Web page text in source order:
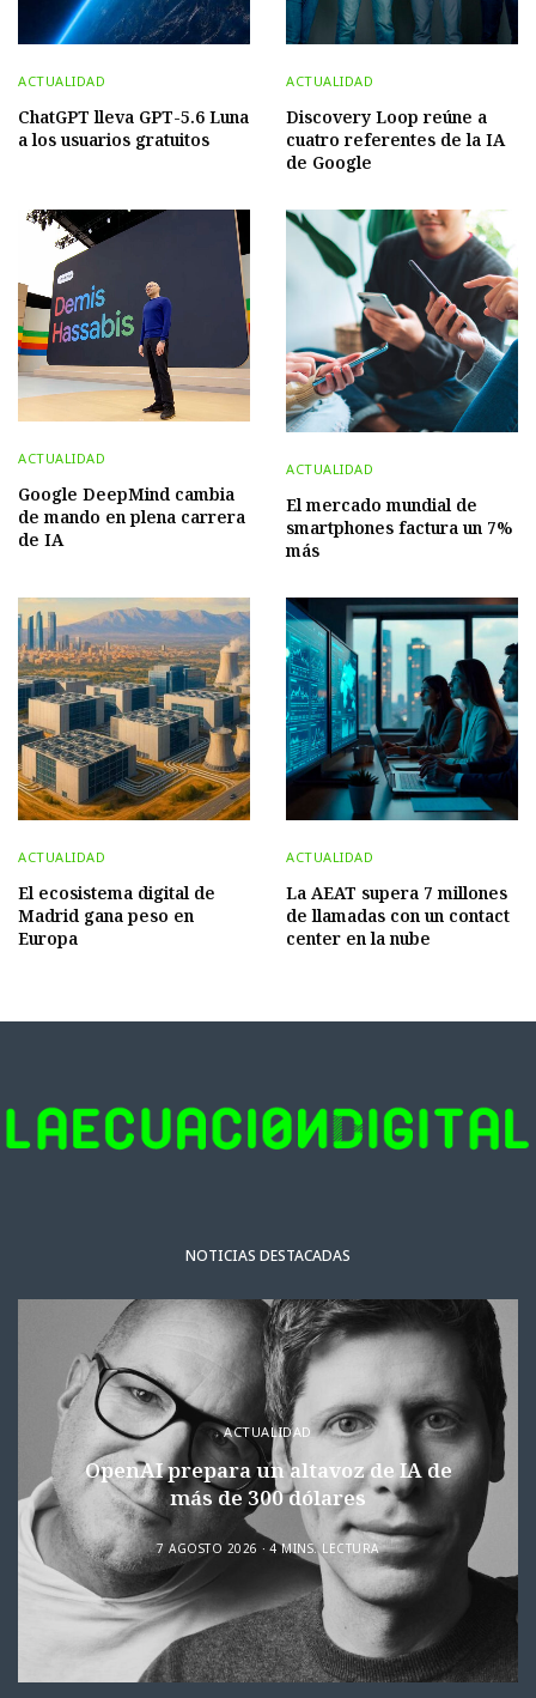
ACTUALIDAD
ChatGPT lleva GPT-5.6 Luna
a los usuarios gratuitos
ACTUALIDAD
Discovery Loop reúne a
cuatro referentes de la IA
de Google
ACTUALIDAD
Google DeepMind cambia
de mando en plena carrera
de IA
ACTUALIDAD
El mercado mundial de
smartphones factura un 7%
más
ACTUALIDAD
El ecosistema digital de
Madrid gana peso en
Europa
ACTUALIDAD
La AEAT supera 7 millones
de llamadas con un contact
center en la nube
NOTICIAS DESTACADAS
ACTUALIDAD
OpenAI prepara un altavoz de IA de
más de 300 dólares
7 AGOSTO 2026 4 MINS. LECTURA